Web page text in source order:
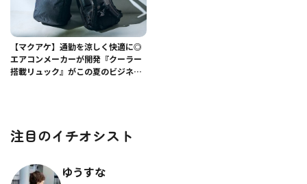
【マクアケ】通勤を涼しく快適に◎
エアコンメーカーが開発『クーラー
搭載リュック』がこの夏のビジネス
注目のイチオシスト
ゆうすな